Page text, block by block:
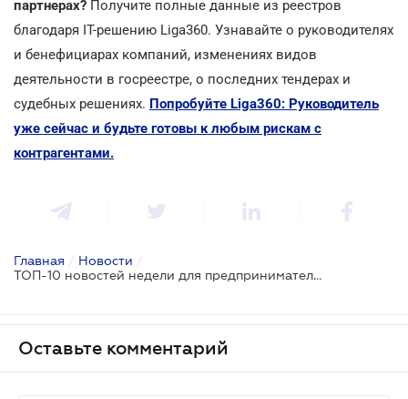
партнерах? Получите полные данные из реестров
благодаря IT-решению Liga360. Узнавайте о руководителях
и бенефициарах компаний, изменениях видов
деятельности в госреестре, о последних тендерах и
судебных решениях. Попробуйте Liga360: Руководитель
уже сейчас и будьте готовы к любым рискам с
контрагентами.
Главная / Новости /
ТОП-10 новостей недели для предпринимателей
Оставьте комментарий